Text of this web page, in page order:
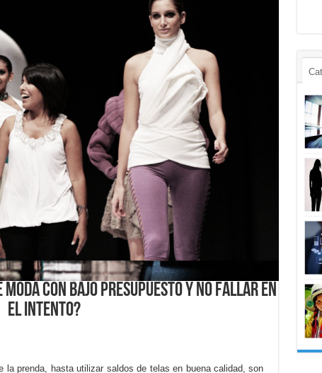
moda con bajo presupuesto y no fallar en
el intento?
la prenda, hasta utilizar saldos de telas en buena calidad, son